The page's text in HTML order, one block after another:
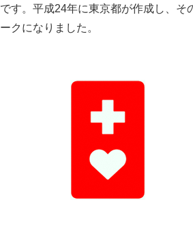
です。平成24年に東京都が作成し、
ークになりました。